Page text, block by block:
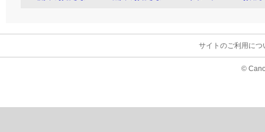
サイトのご利用につ
©